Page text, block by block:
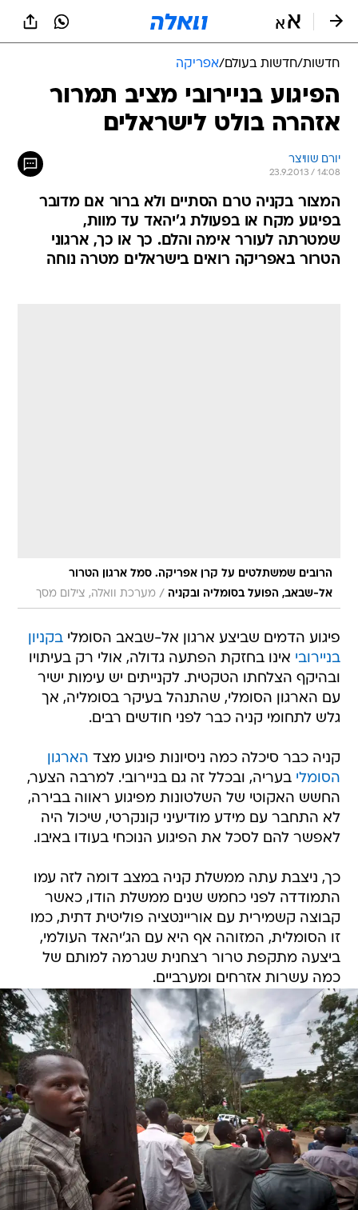
חדשות/חדשות בעולם/אפריקה
הפיגוע בניירובי מציב תמרור
אזהרה בולט לישראלים
יורם שוויצר
23.9.2013 / 14:08
המצור בקניה טרם הסתיים ולא ברור אם מדובר
בפיגוע מקח או בפעולת ג'יהאד עד מוות,
שמטרתה לעורר אימה והלם. כך או כך, ארגוני
הטרור באפריקה רואים בישראלים מטרה נוחה
הרובים שמשתלטים על קרן אפריקה. סמל ארגון הטרור
אל-שבאב, הפועל בסומליה ובקניה / מערכת וואלה, צילום מסך
פיגוע הדמים שביצע ארגון אל-שבאב הסומליבקניון
בניירובי אינו בחזקת הפתעה גדולה, אולי רק בעיתויו
ובהיקף הצלחתו הטקטית. לקנייתים יש עימות ישיר
עם הארגון הסומלי, שהתנהל בעיקר בסומליה, אך
גלש לתחומי קניה כבר לפני חודשים רבים.
קניה כבר סיכלה כמה ניסיונות פיגוע מצד הארגון
הסומלי בעריה, ובכלל זה גם בניירובי. למרבה הצער,
החשש האקוטי של השלטונות מפיגוע ראווה בבירה,
לא התחבר עם מידע מודיעיני קונקרטי, שיכול היה
לאפשר להם לסכל את הפיגוע הנוכחי בעודו באיבו.
כך, ניצבת עתה ממשלת קניה במצב דומה לזה עמו
התמודדה לפני כחמש שנים ממשלת הודו, כאשר
קבוצה קשמירית עם אוריינטציה פוליטית דתית, כמו
זו הסומלית, המזוהה אף היא עם הג'יהאד העולמי,
ביצעה מתקפת טרור רצחנית שגרמה למותם של
כמה עשרות אזרחים ומערביים.